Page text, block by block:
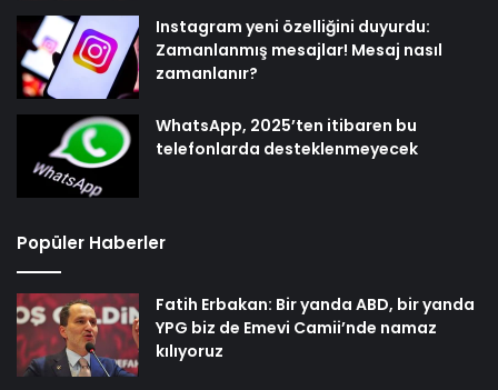
Instagram yeni özelliğini duyurdu:
Zamanlanmış mesajlar! Mesaj nasıl
zamanlanır?
WhatsApp, 2025’ten itibaren bu
telefonlarda desteklenmeyecek
Popüler Haberler
Fatih Erbakan: Bir yanda ABD, bir yanda
YPG biz de Emevi Camii’nde namaz
kılıyoruz